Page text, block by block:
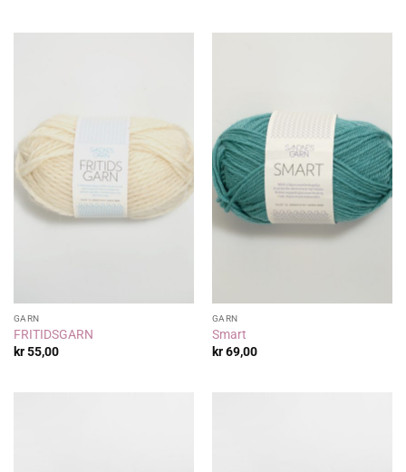
GARN
FRITIDSGARN
kr55,00
GARN
Smart
kr69,00